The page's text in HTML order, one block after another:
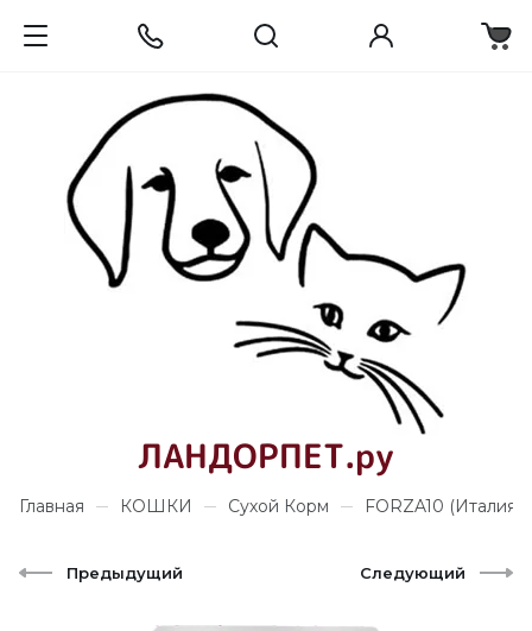
ЛАНДОРПЕТ.ру
Главная КОШКИ Сухой Корм FORZA10 (Италия)
Предыдущий Следующий